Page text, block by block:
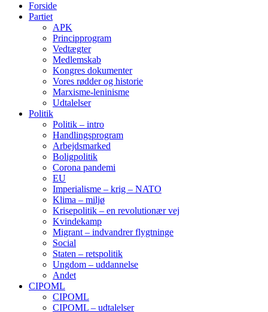
Forside
Partiet
APK
Principprogram
Vedtægter
Medlemskab
Kongres dokumenter
Vores rødder og historie
Marxisme-leninisme
Udtalelser
Politik
Politik – intro
Handlingsprogram
Arbejdsmarked
Boligpolitik
Corona pandemi
EU
Imperialisme – krig – NATO
Klima – miljø
Krisepolitik – en revolutionær vej
Kvindekamp
Migrant – indvandrer flygtninge
Social
Staten – retspolitik
Ungdom – uddannelse
Andet
CIPOML
CIPOML
CIPOML – udtalelser